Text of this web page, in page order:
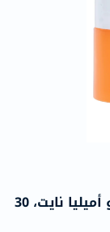
مرطب بفيتامين ج إيه أو سي سيتراجلو أميليا نايت، 30